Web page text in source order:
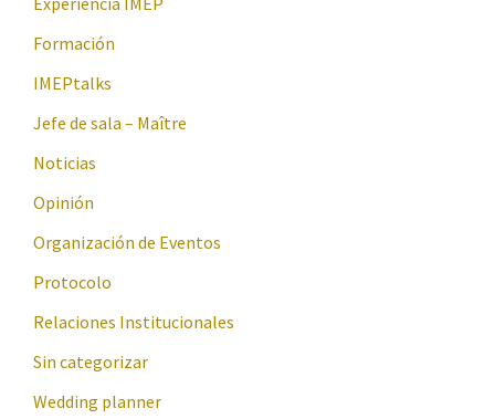
Formación
IMEPtalks
Jefe de sala – Maître
Noticias
Opinión
Organización de Eventos
Protocolo
Relaciones Institucionales
Sin categorizar
Wedding planner